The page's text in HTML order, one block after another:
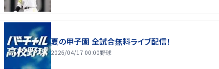
夏の甲子園 全試合無料ライブ配信！
2026/04/17 00:00野球